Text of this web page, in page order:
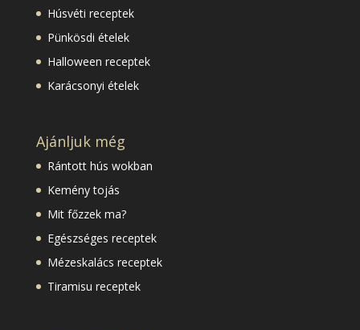
Húsvéti receptek
Pünkösdi ételek
Halloween receptek
Karácsonyi ételek
Ajánljuk még
Rántott hús wokban
Kemény tojás
Mit főzzek ma?
Egészséges receptek
Mézeskalács receptek
Tiramisu receptek